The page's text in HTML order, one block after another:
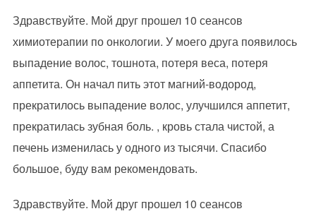
Здравствуйте. Мой друг прошел 10 сеансов
химиотерапии по онкологии. У моего друга появилось
выпадение волос, тошнота, потеря веса, потеря
аппетита. Он начал пить этот магний-водород,
прекратилось выпадение волос, улучшился аппетит,
прекратилась зубная боль. , кровь стала чистой, а
печень изменилась у одного из тысячи. Спасибо
большое, буду вам рекомендовать.
Здравствуйте. Мой друг прошел 10 сеансов